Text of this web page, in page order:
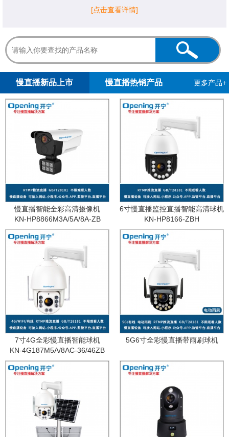
[点击查看详情]
慢直播新品上市 慢直播热销产品 更多产品+
慢直播智能全彩高清摄像机
KN-HP8866M3A/5A/8A-ZB
6寸慢直播监控直播智能高清球机
KN-HP8166-ZBH
7寸4G全彩慢直播智能球机
KN-4G187M5A/8AC-36/46ZB
5G6寸全彩慢直播带雨刷球机